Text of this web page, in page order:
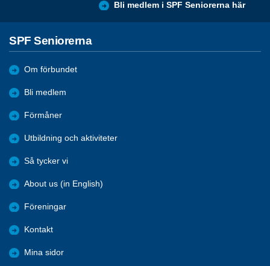
Bli medlem i SPF Seniorerna här
SPF Seniorerna
Om förbundet
Bli medlem
Förmåner
Utbildning och aktiviteter
Så tycker vi
About us (in English)
Föreningar
Kontakt
Mina sidor